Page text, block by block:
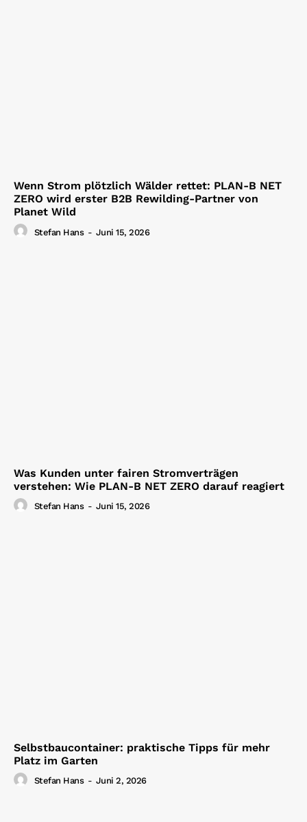
Wenn Strom plötzlich Wälder rettet: PLAN-B NET
ZERO wird erster B2B Rewilding-Partner von
Planet Wild
Stefan Hans - Juni 15, 2026
Was Kunden unter fairen Stromverträgen
verstehen: Wie PLAN-B NET ZERO darauf reagiert
Stefan Hans - Juni 15, 2026
Selbstbaucontainer: praktische Tipps für mehr
Platz im Garten
Stefan Hans - Juni 2, 2026